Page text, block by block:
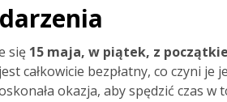
się 15 maja, w piątek, z
całkowicie bezpłatny, co czyni je
okazja, aby spędzić czas w